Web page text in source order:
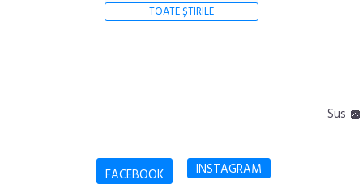
TOATE ȘTIRILE
Sus
FACEBOOK INSTAGRAM